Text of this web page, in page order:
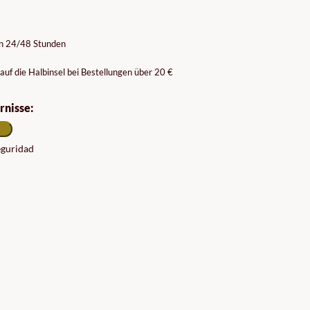
24/48 Stunden
die Halbinsel bei Bestellungen über 20 €